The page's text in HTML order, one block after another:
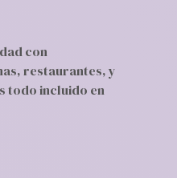
con
restaurantes, y
todo incluido en